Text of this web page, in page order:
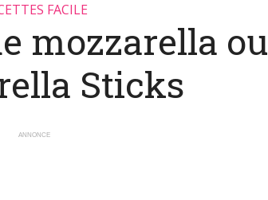
FACILE
mozzarella ou
Sticks
ANNONCE